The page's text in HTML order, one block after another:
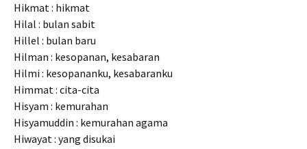
Hikmat : hikmat
Hilal : bulan sabit
Hillel : bulan baru
Hilman : kesopanan, kesabaran
Hilmi : kesopananku, kesabaranku
Himmat : cita-cita
Hisyam : kemurahan
Hisyamuddin : kemurahan agama
Hiwayat : yang disukai